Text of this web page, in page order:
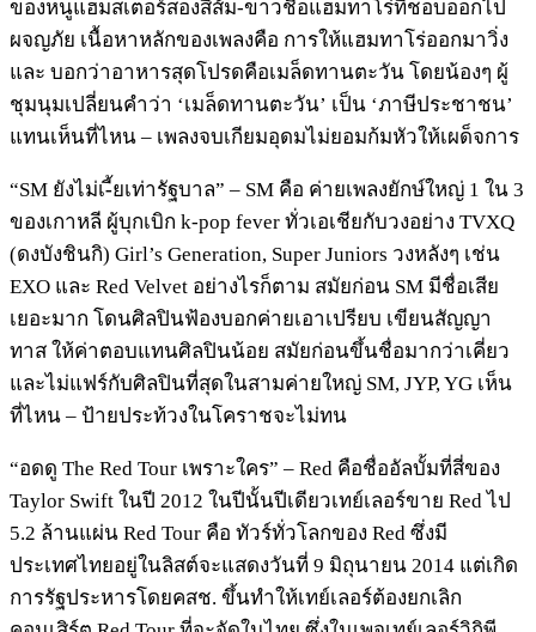
ของหนูแฮมสเตอร์สองสีส้ม-ขาวชื่อแฮมทาโร่ที่ชอบออกไป
ผจญภัย เนื้อหาหลักของเพลงคือ การให้แฮมทาโร่ออกมาวิ่ง
และ บอกว่าอาหารสุดโปรดคือเมล็ดทานตะวัน โดยน้องๆ ผู้
ชุมนุมเปลี่ยนคำว่า ‘เมล็ดทานตะวัน’ เป็น ‘ภาษีประชาชน’
แทนเห็นที่ไหน – เพลงจบเกียมอุดมไม่ยอมก้มหัวให้เผด็จการ
“SM ยังไม่เ-ี้ยเท่ารัฐบาล” – SM คือ ค่ายเพลงยักษ์ใหญ่ 1 ใน 3
ของเกาหลี ผู้บุกเบิก k-pop fever ทั่วเอเชียกับวงอย่าง TVXQ
(ดงบังชินกิ) Girl’s Generation, Super Juniors วงหลังๆ เช่น
EXO และ Red Velvet อย่างไรก็ตาม สมัยก่อน SM มีชื่อเสีย
เยอะมาก โดนศิลปินฟ้องบอกค่ายเอาเปรียบ เขียนสัญญา
ทาส ให้ค่าตอบแทนศิลปินน้อย สมัยก่อนขึ้นชื่อมากว่าเคี่ยว
และไม่แฟร์กับศิลปินที่สุดในสามค่ายใหญ่ SM, JYP, YG เห็น
ที่ไหน – ป้ายประท้วงในโคราชจะไม่ทน
“อดดู The Red Tour เพราะใคร” – Red คือชื่ออัลบั้มที่สี่ของ
Taylor Swift ในปี 2012 ในปีนั้นปีเดียวเทย์เลอร์ขาย Red ไป
5.2 ล้านแผ่น Red Tour คือ ทัวร์ทั่วโลกของ Red ซึ่งมี
ประเทศไทยอยู่ในลิสต์จะแสดงวันที่ 9 มิถุนายน 2014 แต่เกิด
การรัฐประหารโดยคสช. ขึ้นทำให้เทย์เลอร์ต้องยกเลิก